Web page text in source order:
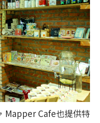
Mapper Cafe也提供特